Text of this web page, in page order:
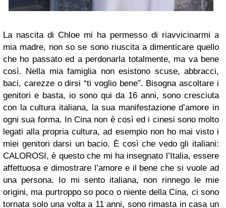
La nascita di Chloe mi ha permesso di riavvicinarmi a
mia madre, non so se sono riuscita a dimenticare quello
che ho passato ed a perdonarla totalmente, ma va bene
così. Nella mia famiglia non esistono scuse, abbracci,
baci, carezze o dirsi “ti voglio bene”. Bisogna ascoltare i
genitori e basta, io sono qui da 16 anni, sono cresciuta
con la cultura italiana, la sua manifestazione d’amore in
ogni sua forma. In Cina non è così ed i cinesi sono molto
legati alla propria cultura, ad esempio non ho mai visto i
miei genitori darsi un bacio. È così che vedo gli italiani:
CALOROSI, è questo che mi ha insegnato l’Italia, essere
affettuosa e dimostrare l’amore e il bene che si vuole ad
una persona. Io mi sento italiana, non rinnego le mie
origini, ma purtroppo so poco o niente della Cina, ci sono
tornata solo una volta a 11 anni, sono rimasta in casa un